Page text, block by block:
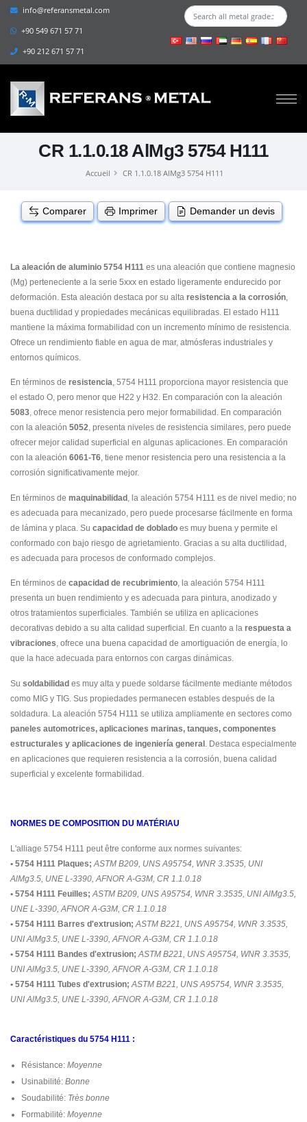
info@referansmetal.com
+90 549 671 57 71
+90 212 671 57 71
CR 1.1.0.18 AlMg3 5754 H111
Accueil CR 1.1.0.18 AlMg3 5754 H111
Comparer Imprimer Demander un devis
La aleación de aluminio 5754 H111 es una aleación que contiene magnesio
(Mg) perteneciente a la serie 5xxx en estado ligeramente endurecido por
deformación. Esta aleación destaca por su alta resistencia a la corrosión,
buena ductilidad y propiedades mecánicas equilibradas. El estado H111
mantiene la máxima formabilidad con un incremento mínimo de resistencia.
Ofrece un rendimiento fiable en agua de mar, atmósferas industriales y
entornos químicos.
En términos de resistencia, 5754 H111 proporciona mayor resistencia que
el estado O, pero menor que H22 y H32. En comparación con la aleación
5083, ofrece menor resistencia pero mejor formabilidad. En comparación
con la aleación 5052, presenta niveles de resistencia similares, pero puede
ofrecer mejor calidad superficial en algunas aplicaciones. En comparación
con la aleación 6061-T6, tiene menor resistencia pero una resistencia a la
corrosión significativamente mejor.
En términos de maquinabilidad , la aleación 5754 H111 es de nivel medio; no
es adecuada para mecanizado, pero puede procesarse fácilmente en forma
de lámina y placa. Su capacidad de doblado es muy buena y permite el
conformado con bajo riesgo de agrietamiento. Gracias a su alta ductilidad,
es adecuada para procesos de conformado complejos.
En términos de capacidad de recubrimiento, la aleación 5754 H111
presenta un buen rendimiento y es adecuada para pintura, anodizado y
otros tratamientos superficiales. También se utiliza en aplicaciones
decorativas debido a su alta calidad superficial. En cuanto a la respuesta a
vibraciones, ofrece una buena capacidad de amortiguación de energía, lo
que la hace adecuada para entornos con cargas dinámicas.
Su soldabilidad es muy alta y puede soldarse fácilmente mediante métodos
como MIG y TIG. Sus propiedades permanecen estables después de la
soldadura. La aleación 5754 H111 se utiliza ampliamente en sectores como
paneles automotrices, aplicaciones marinas, tanques, componentes
estructurales y aplicaciones de ingeniería general . Destaca especialmente
en aplicaciones que requieren resistencia a la corrosión, buena calidad
superficial y excelente formabilidad.
NORMES DE COMPOSITION DU MATÉRIAU
L'alliage 5754 H111 peut être conforme aux normes suivantes:
• 5754 H111 Plaques; ASTM B209, UNS A95754, WNR 3.3535, UNI
AlMg3.5, UNE L-3390, AFNOR A-G3M, CR 1.1.0.18
• 5754 H111 Feuilles; ASTM B209, UNS A95754, WNR 3.3535, UNI AlMg3.5,
UNE L-3390, AFNOR A-G3M, CR 1.1.0.18
• 5754 H111 Barres d'extrusion; ASTM B221, UNS A95754, WNR 3.3535,
UNI AlMg3.5, UNE L-3390, AFNOR A-G3M, CR 1.1.0.18
• 5754 H111 Bandes d'extrusion; ASTM B221, UNS A95754, WNR 3.3535,
UNI AlMg3.5, UNE L-3390, AFNOR A-G3M, CR 1.1.0.18
• 5754 H111 Tubes d'extrusion; ASTM B221, UNS A95754, WNR 3.3535,
UNI AlMg3.5, UNE L-3390, AFNOR A-G3M, CR 1.1.0.18
Caractéristiques du 5754 H111 :
Résistance: Moyenne
Usinabilité: Bonne
Soudabilité: Très bonne
Formabilité: Moyenne